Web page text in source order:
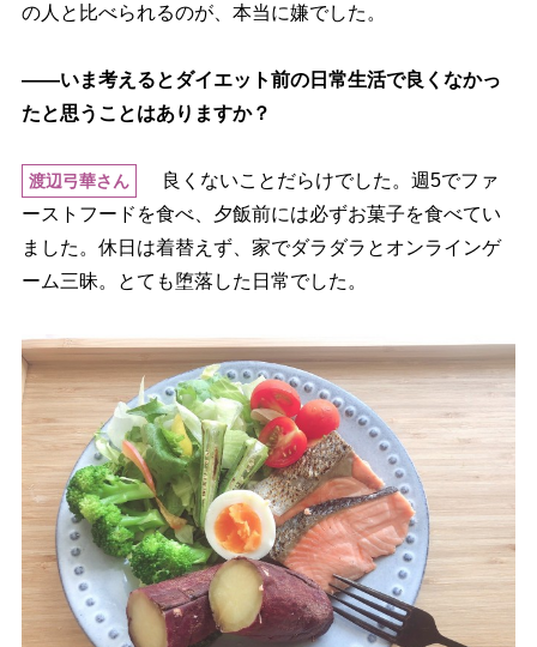
の人と比べられるのが、本当に嫌でした。
――いま考えるとダイエット前の日常生活で良くなかっ
たと思うことはありますか？
渡辺弓華さん
良くないことだらけでした。週5でファ
ーストフードを食べ、夕飯前には必ずお菓子を食べてい
ました。休日は着替えず、家でダラダラとオンラインゲ
ーム三昧。とても堕落した日常でした。